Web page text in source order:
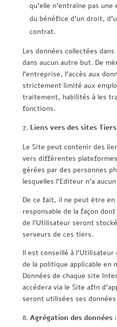
qu’elle n’entraîne pas
du bénéfice d’un droit,
contrat.
Les données collectées
dans aucun autre but. De
l’entreprise, l’accès aux
strictement limité aux
traitement, habilités à les
fonctions.
Liens vers des sites
Le Site peut contenir des
vers différentes
gérées par des personnes
lesquelles l’Editeur n’a
De ce fait, il ne peut être en
responsable de la façon
de l’Utilisateur seront
serveurs de ces tiers.
Il est conseillé à
de la politique applicable en
Données de chaque site
accédera via le Site afin
seront utilisées ses données.
Agrégation des données :